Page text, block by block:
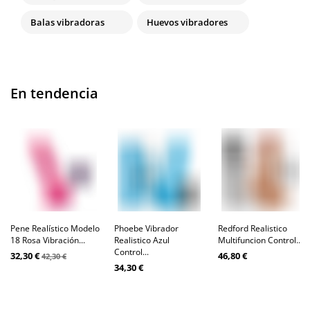
Balas vibradoras Huevos vibradores
En tendencia
Pene Realístico Modelo
18 Rosa Vibración...
32,30 €42,30 €
Phoebe Vibrador
Realistico Azul
Control...
34,30 €
Redford Realistico
Multifuncion Control...
46,80 €